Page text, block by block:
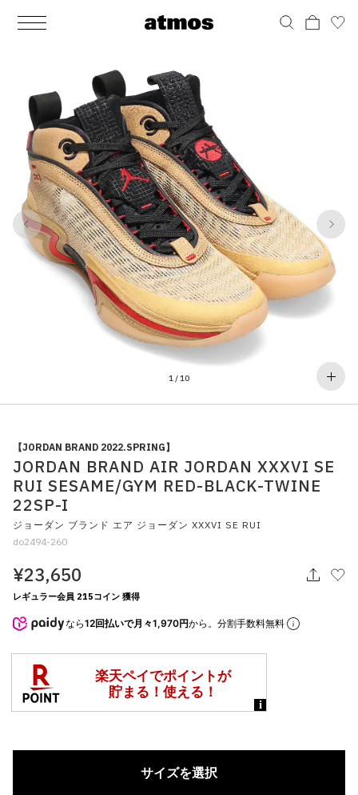
MEN
シューズ
ウェア
バッグ
アクセサリー
その他
アディダス ピックアップ
シューズ
スニーカー
ブーツ
サンダル
その他
すべてのシューズ
ライフスタイルランニング
ウェア
トップス
アウター
パンツ
ソックス
アンダーウェア
水着
バッグ
バックパック / リュック
ショルダー / メッセンジャーバッグ
トート / エコバッグ
クラッチ / セカンドバッグ
ウエストバッグ
その他
すべてのバッグ
アクセサリー
ポーチ / ウォレット
帽子
グッズ / アクセサリー
その他
すべてのアクセサリー
その他
シューケア / グッズ
おもちゃ / フィギュア
その他
すべてのその他
WOMENS
シューズ
ウェア
バッグ
アクセサリー
その他
アディダス ピックアップ
シューズ
スニーカー
ブーツ
サンダル / パンプス
その他
すべてのシューズ
ライフスタイルランニング
ウェア
トップス
アウター
パンツ
ワンピース
スカート
ソックス
アンダーウェア
すべてのウェア
バッグ
バックパック / リュック
ショルダー / メッセンジャーバッグ
トート / エコバッグ
クラッチ / セカンドバッグ
ウエストバッグ
その他
すべてのバッグ
アクセサリー
ポーチ / ウォレット
帽子
グッズ / アクセサリー
その他
すべてのアクセサリー
その他
シューケア / グッズ
おもちゃ / フィギュア
その他
すべてのその他
1 /10
1 10
【JORDAN BRAND 2022.SPRING】
JORDAN BRAND AIR JORDAN XXXVI SE
RUI SESAME/GYM RED-BLACK-TWINE
22SP-I
ジョーダン ブランド エア ジョーダン XXXVI SE RUI
do2494-260
¥23,650
レギュラー会員 215コイン 獲得
なら12回払いで月々1,970円から。分割手数料無料
サイズを選択